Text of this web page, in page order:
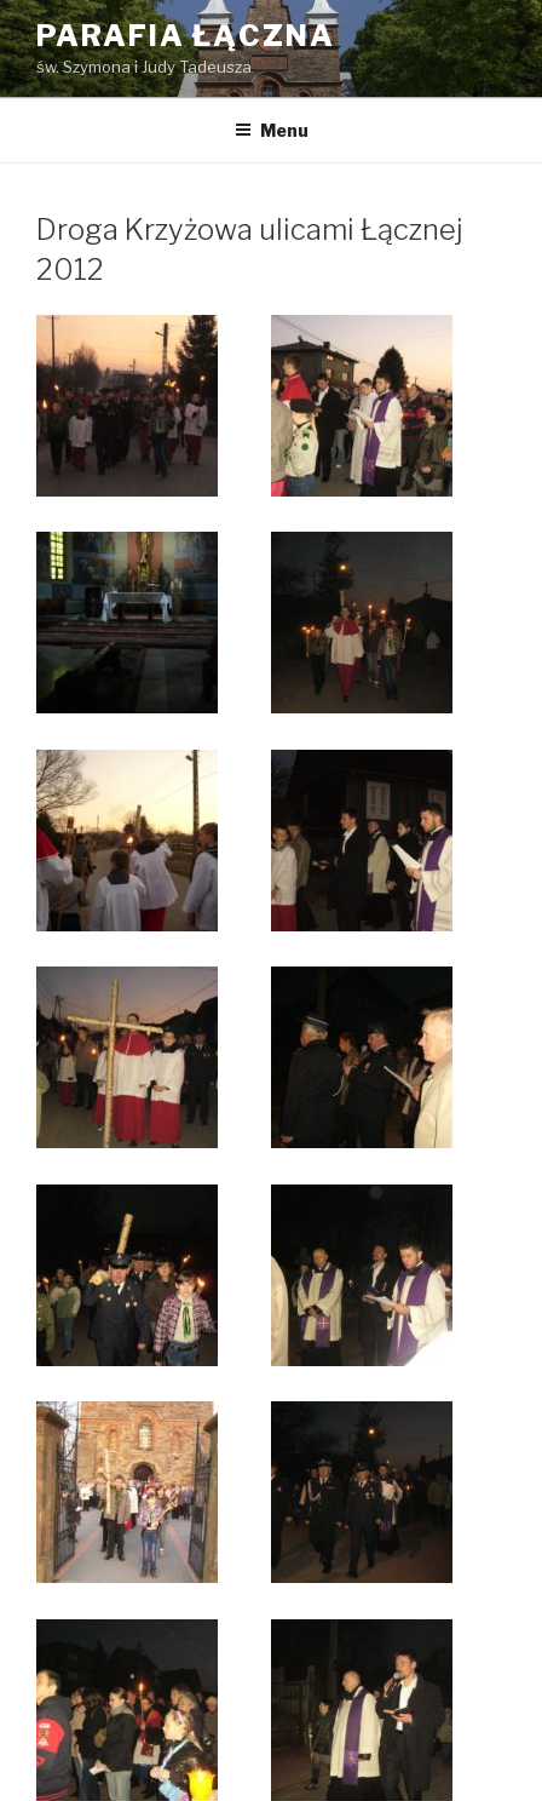
Przejdź
do
treści
PARAFIA ŁĄCZNA
św. Szymona i Judy Tadeusza
Menu
Droga Krzyżowa ulicami Łącznej
2012